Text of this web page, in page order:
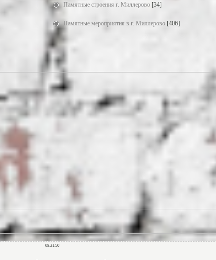
Памятные строения г. Миллерово [34]
Памятные мероприятия в г. Миллерово [406]